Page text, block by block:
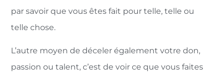
par savoir que vous êtes fait pour telle, telle ou
telle chose.
L’autre moyen de déceler également votre don,
passion ou talent, c’est de voir ce que vous faites